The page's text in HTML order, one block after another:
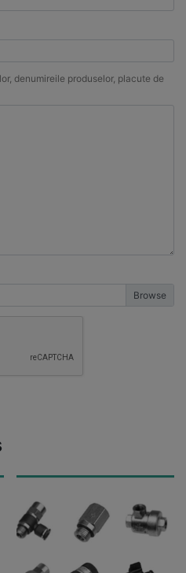
denumireile produselor, placute de